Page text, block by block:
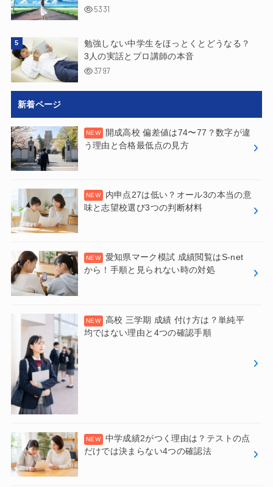
5331
勉強しない中学生をほっとくとどうなる？
3人の実話とプロ講師の本音
3797
新着ページ
開成高校 偏差値は74〜77？数字が違
う理由と合格最低点の見方
内申点27は低い？オール3の本当の意
味と志望校選び3つの判断材料
愛知県マーク模試 成績閲覧はS-net
から！手順と見られない時の対処
高校 三学期 成績 付け方は？単純平
均ではない理由と4つの確認手順
中学成績2がつく理由は？テストの点
だけでは決まらない4つの確認法